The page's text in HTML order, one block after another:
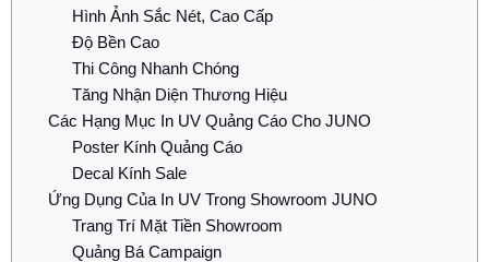
Hình Ảnh Sắc Nét, Cao Cấp
Độ Bền Cao
Thi Công Nhanh Chóng
Tăng Nhận Diện Thương Hiệu
Các Hạng Mục In UV Quảng Cáo Cho JUNO
Poster Kính Quảng Cáo
Decal Kính Sale
Ứng Dụng Của In UV Trong Showroom JUNO
Trang Trí Mặt Tiền Showroom
Quảng Bá Campaign